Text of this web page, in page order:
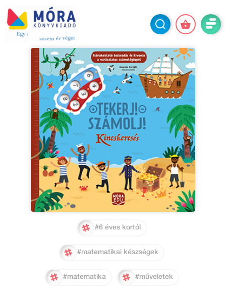
#6 éves kortól
#matematikai készségek
#matematika #műveletek